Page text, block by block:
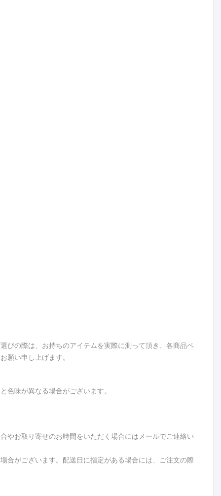
びの際は、お持ちのアイテムを実際に測って頂き、各商品ペ
願い申し上げます。
味が異なる場合がございます。
やお取り寄せのお時間をいただく場合にはメールでご連絡い
合がございます。配送日に指定がある場合には、ご注文の際